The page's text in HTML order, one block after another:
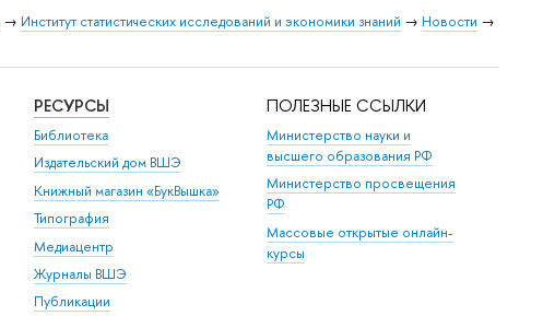
→ Институт статистических исследований и экономики знаний → Новости →
РЕСУРСЫ
Библиотека
Издательский дом ВШЭ
Книжный магазин «БукВышка»
Типография
Медиацентр
Журналы ВШЭ
Публикации
ПОЛЕЗНЫЕ ССЫЛКИ
Министерство науки и
высшего образования РФ
Министерство просвещения
РФ
Массовые открытые онлайн-
курсы